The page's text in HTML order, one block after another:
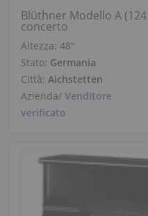
Blüthner Modello A
concerto
Altezza: 48″
Stato: Germania
Città: Aichstetten
Azienda/ Venditore
verificato